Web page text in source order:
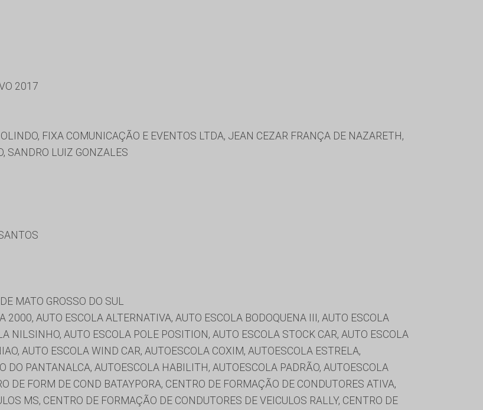
2017
FIXA COMUNICAÇÃO E EVENTOS LTDA, JEAN CEZAR FRANÇA DE NAZARETH,
SANDRO LUIZ GONZALES
MATO GROSSO DO SUL
2000, AUTO ESCOLA ALTERNATIVA, AUTO ESCOLA BODOQUENA III, AUTO ESCOLA
NILSINHO, AUTO ESCOLA POLE POSITION, AUTO ESCOLA STOCK CAR, AUTO ESCOLA
AUTO ESCOLA WIND CAR, AUTOESCOLA COXIM, AUTOESCOLA ESTRELA,
DO PANTANALCA, AUTOESCOLA HABILITH, AUTOESCOLA PADRÃO, AUTOESCOLA
DE FORM DE COND BATAYPORA, CENTRO DE FORMAÇÃO DE CONDUTORES ATIVA,
MS, CENTRO DE FORMAÇÃO DE CONDUTORES DE VEICULOS RALLY, CENTRO DE